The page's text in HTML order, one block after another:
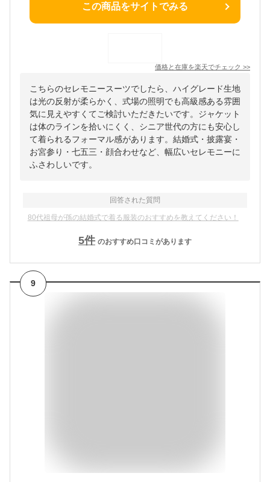
この商品をサイトでみる
価格と在庫を楽天でチェック >>
こちらのセレモニースーツでしたら、ハイグレード生地
は光の反射が柔らかく、式場の照明でも高級感ある雰囲
気に見えやすくてご検討いただきたいです。ジャケット
は体のラインを拾いにくく、シニア世代の方にも安心し
て着られるフォーマル感があります。結婚式・披露宴・
お宮参り・七五三・顔合わせなど、幅広いセレモニーに
ふさわしいです。
回答された質問
80代祖母が孫の結婚式で着る服装のおすすめを教えてください！
5件 のおすすめ口コミがあります
9